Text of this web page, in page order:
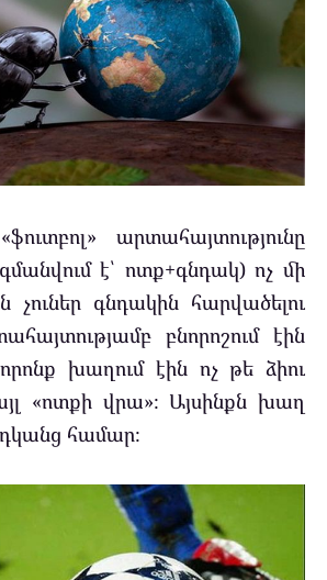
արտահայտությունը
է՝ ոտք+գնդակ) ոչ մի
չուներ գնդակին հարվածելու
բնորոշում էին
խաղում էին ոչ թե ձիու
«ոտքի վրա»։ Այսինքն խաղ
համար։